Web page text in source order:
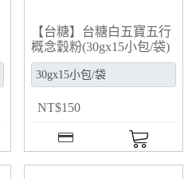
【台糖】台糖白五寶五行
概念穀粉(30gx15小包/袋)
(9950)
NT$150